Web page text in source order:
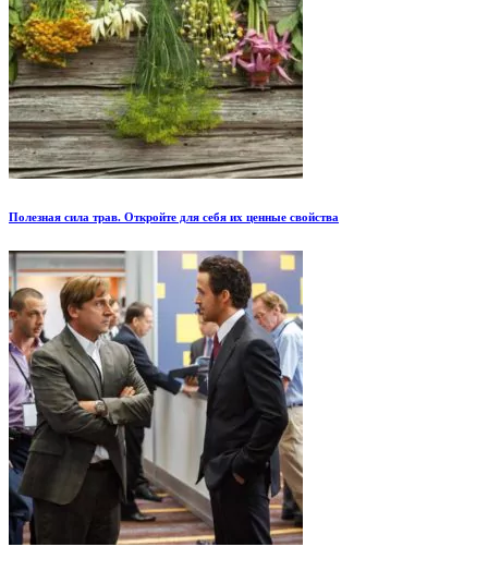
Полезная сила трав. Откройте для себя их ценные свойства